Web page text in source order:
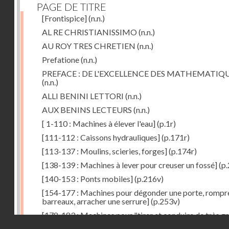
PAGE DE TITRE
[Frontispice](n.n.)
AL RE CHRISTIANISSIMO (n.n.)
AU ROY TRES CHRETIEN (n.n.)
Prefatione(n.n.)
PREFACE : DE L'EXCELLENCE DES
(n.n.)
ALLI BENINI LETTORI (n.n.)
AUX BENINS LECTEURS (n.n.)
[ 1-110 : Machines à élever l'eau](p.1r)
[111-112 : Caissons hydrauliques](p.171r)
[113-137 : Moulins, scieries, forges](p.174r)
[138-139 : Machines à lever pour creuser un fossé]
[140-153 : Ponts mobiles](p.216v)
[154-177 : Machines pour dégonder une porte,
barreaux, arracher une serrure](p.253v)
[178-183 : Machines pour "tirer et conduire de très